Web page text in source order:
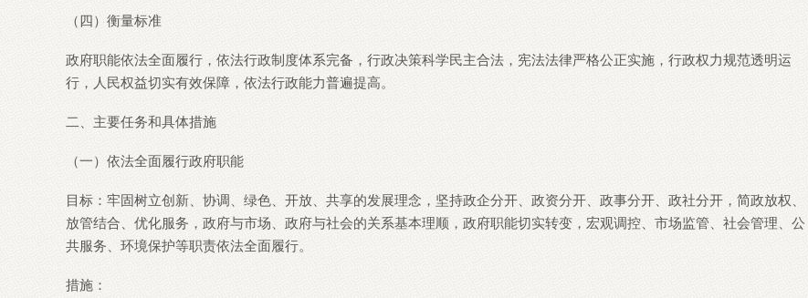
（四）衡量标准
政府职能依法全面履行，依法行政制度体系完备，行政决策科学民主合法，宪法法律严格公正实施，行政权力规范透明运
行，人民权益切实有效保障，依法行政能力普遍提高。
二、主要任务和具体措施
（一）依法全面履行政府职能
目标：牢固树立创新、协调、绿色、开放、共享的发展理念，坚持政企分开、政资分开、政事分开、政社分开，简政放权、
放管结合、优化服务，政府与市场、政府与社会的关系基本理顺，政府职能切实转变，宏观调控、市场监管、社会管理、公
共服务、环境保护等职责依法全面履行。
措施：